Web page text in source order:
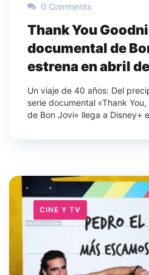
0 Comments
Thank You
documental de
estrena en abril
Un viaje de 40 años: Del
serie documental «Thank
de Bon Jovi» llega a Disney+
CINE Y TV